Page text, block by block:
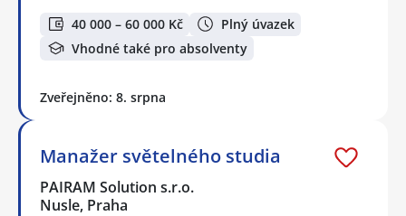
40 000 – 60 000 Kč
Plný úvazek
Vhodné také pro absolventy
Zveřejněno: 8. srpna
Manažer světelného studia
PAIRAM Solution s.r.o.
Nusle, Praha